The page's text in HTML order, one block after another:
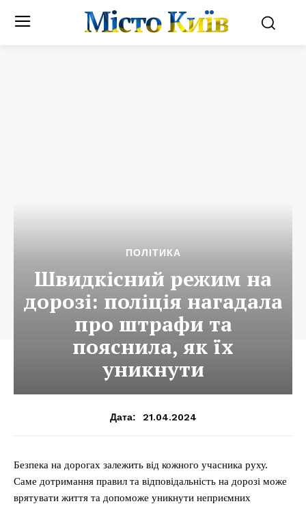
Місто Київ
ПОЛІТИКА
Швидкісний режим на
дорозі: поліція нагадала
про штрафи та
пояснила, як їх
уникнути
Дата: 21.04.2024
Безпека на дорогах залежить від кожного учасника руху.
Саме дотримання правил та відповідальність на дорозі може
врятувати життя та допоможе уникнути неприємних